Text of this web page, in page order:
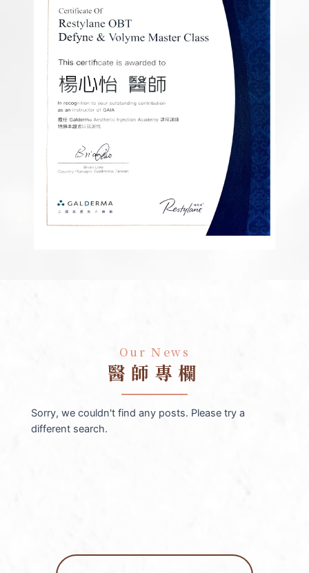
Our Ｎews
醫師專欄
Sorry, we couldn't find any posts. Please try a
different search.